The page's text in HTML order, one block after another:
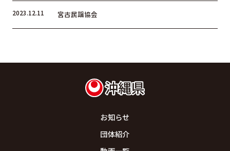
2023.12.11 宮古民謡協会
お知らせ
団体紹介